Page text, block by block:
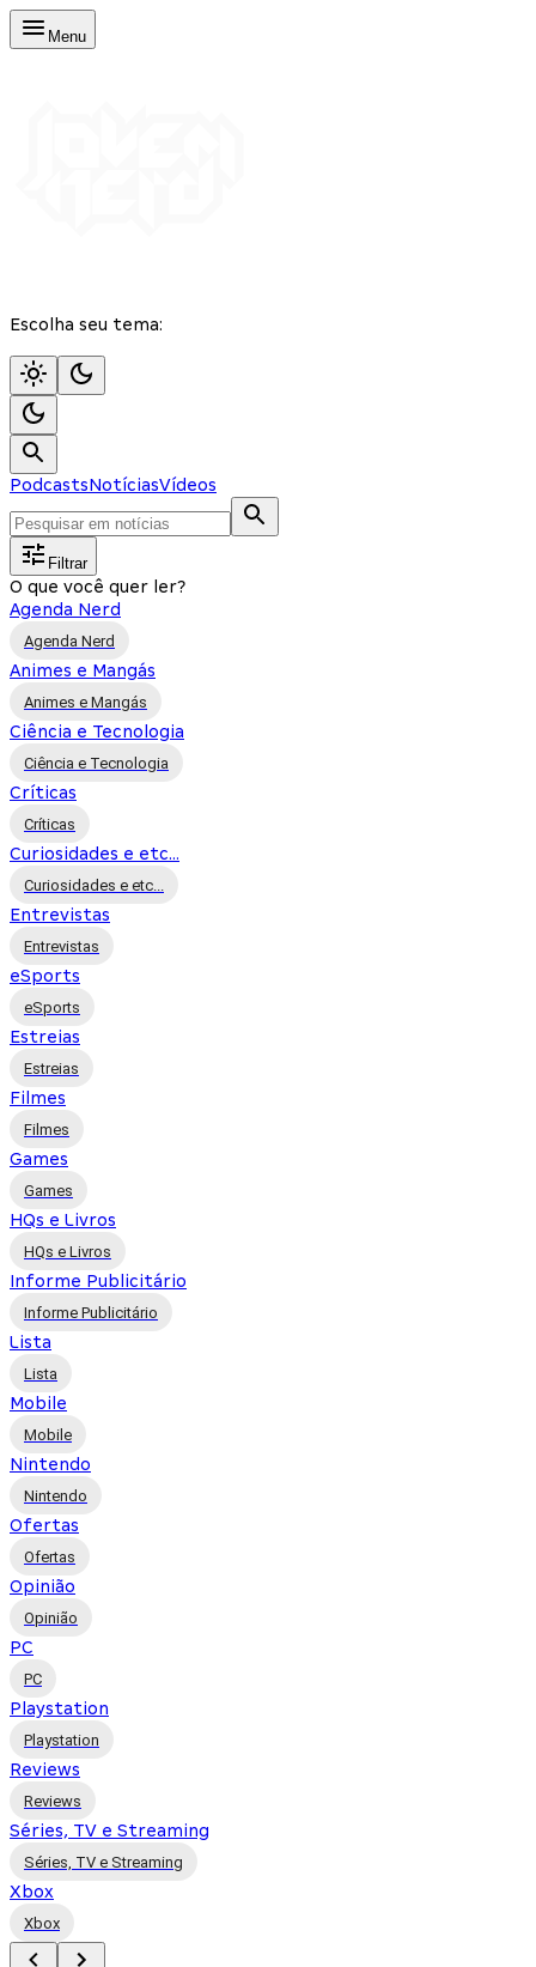
Menu
Escolha seu tema:
PodcastsNotíciasVídeos
Filtrar
O que você quer ler?
Agenda Nerd
Agenda Nerd
Animes e Mangás
Animes e Mangás
Ciência e Tecnologia
Ciência e Tecnologia
Críticas
Críticas
Curiosidades e etc...
Curiosidades e etc...
Entrevistas
Entrevistas
eSports
eSports
Estreias
Estreias
Filmes
Filmes
Games
Games
HQs e Livros
HQs e Livros
Informe Publicitário
Informe Publicitário
Lista
Lista
Mobile
Mobile
Nintendo
Nintendo
Ofertas
Ofertas
Opinião
Opinião
PC
PC
Playstation
Playstation
Reviews
Reviews
Séries, TV e Streaming
Séries, TV e Streaming
Xbox
Xbox